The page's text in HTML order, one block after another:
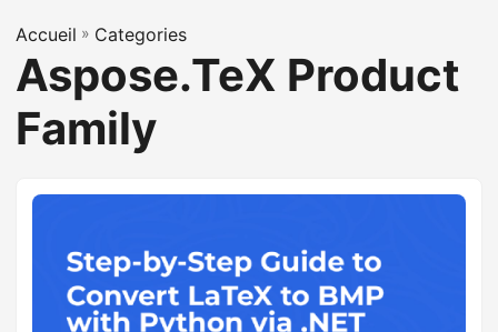
r
l
a
n
Accueil » Categories
Aspose.TeX Product
Family